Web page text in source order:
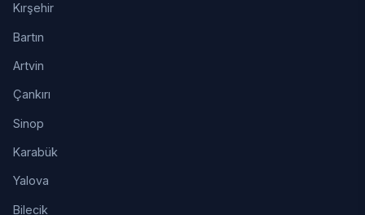
Kırşehir
Bartın
Artvin
Çankırı
Sinop
Karabük
Yalova
Bilecik